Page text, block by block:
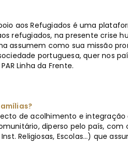
aos Refugiados é uma
refugiados, na presente crise
assumem como sua missão
portuguesa, quer nos
Linha da Frente.
de acolhimento e
diperso pelo país, com
Religiosas, Escolas…) que